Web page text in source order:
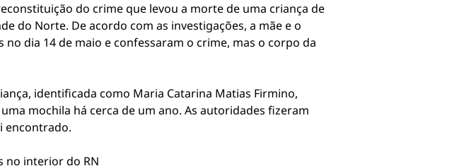
do crime que levou a morte de uma criança de
do Norte. De acordo com as investigações, a mãe e o
dia 14 de maio e confessaram o crime, mas o corpo da
identificada como Maria Catarina Matias Firmino,
mochila há cerca de um ano. As autoridades fizeram
encontrado.
no interior do RN